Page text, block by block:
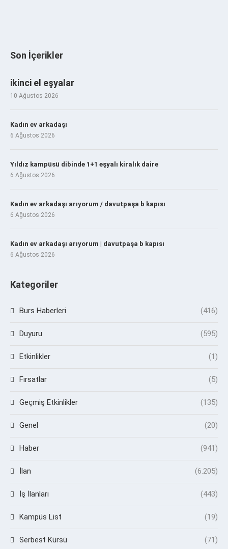
Son İçerikler
ikinci el eşyalar
10 Ağustos 2026
Kadın ev arkadaşı
6 Ağustos 2026
Yıldız kampüsü dibinde 1+1 eşyalı kiralık daire
6 Ağustos 2026
Kadın ev arkadaşı arıyorum / davutpaşa b kapısı
6 Ağustos 2026
Kadın ev arkadaşı arıyorum | davutpaşa b kapısı
6 Ağustos 2026
Kategoriler
Burs Haberleri (416)
Duyuru (595)
Etkinlikler (1)
Fırsatlar (5)
Geçmiş Etkinlikler (135)
Genel (20)
Haber (941)
İlan (6.205)
İş İlanları (443)
Kampüs List (19)
Serbest Kürsü (71)